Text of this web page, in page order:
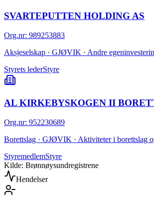
SVARTEPUTTEN HOLDING AS
Org.nr: 989253883
Aksjeselskap · GJØVIK · Andre
Styrets lederStyre
AL KIRKEBYSKOGEN II
Org.nr: 952230689
Borettslag · GJØVIK · Aktiviteter i borettslag
StyremedlemStyre
Kilde: Brønnøysundregistrene
Hendelser